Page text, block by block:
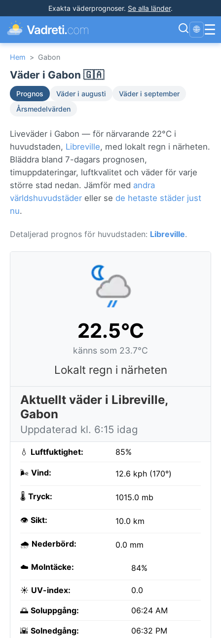
Exakta väderprognoser. Se alla länder.
Vadreti.com 🌐 ☰
Hem > Gabon
Väder i Gabon 🇬🇦
Prognos Väder i augusti
Väder i september
Årsmedelvärden
Liveväder i Gabon — för närvarande 22°C i
huvudstaden, Libreville, med lokalt regn i närheten.
Bläddra bland 7-dagars prognosen,
timuppdateringar, luftkvalitet och väder för varje
större stad nedan. Jämför med andra
världshuvudstäder eller se de hetaste städer just
nu.
Detaljerad prognos för huvudstaden: Libreville.
22.5°C
känns som 23.7°C
Lokalt regn i närheten
Aktuellt väder i Libreville,
Gabon
Uppdaterad kl. 6:15 idag
💧 Luftfuktighet: 85%
🌬️ Vind: 12.6 kph (170°)
🌡️ Tryck: 1015.0 mb
👁️ Sikt: 10.0 km
🌧️ Nederbörd: 0.0 mm
☁️ Molntäcke: 84%
☀️ UV-index: 0.0
🌅 Soluppgång: 06:24 AM
🌇 Solnedgång: 06:32 PM